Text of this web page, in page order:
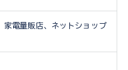
家電量販店、ネットショップ